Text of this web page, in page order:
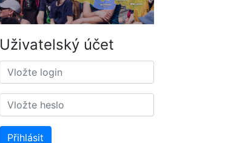
Uživatelský účet
Přihlásit